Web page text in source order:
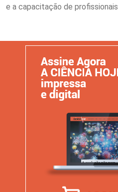
e a capacitação de profissionais